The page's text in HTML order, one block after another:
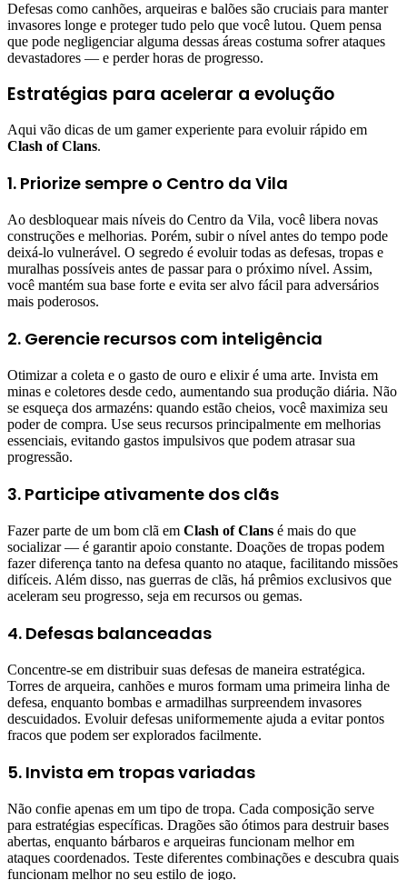
Defesas como canhões, arqueiras e balões são cruciais para manter
invasores longe e proteger tudo pelo que você lutou. Quem pensa
que pode negligenciar alguma dessas áreas costuma sofrer ataques
devastadores — e perder horas de progresso.
Estratégias para acelerar a evolução
Aqui vão dicas de um gamer experiente para evoluir rápido em
Clash of Clans.
1. Priorize sempre o Centro da Vila
Ao desbloquear mais níveis do Centro da Vila, você libera novas
construções e melhorias. Porém, subir o nível antes do tempo pode
deixá-lo vulnerável. O segredo é evoluir todas as defesas, tropas e
muralhas possíveis antes de passar para o próximo nível. Assim,
você mantém sua base forte e evita ser alvo fácil para adversários
mais poderosos.
2. Gerencie recursos com inteligência
Otimizar a coleta e o gasto de ouro e elixir é uma arte. Invista em
minas e coletores desde cedo, aumentando sua produção diária. Não
se esqueça dos armazéns: quando estão cheios, você maximiza seu
poder de compra. Use seus recursos principalmente em melhorias
essenciais, evitando gastos impulsivos que podem atrasar sua
progressão.
3. Participe ativamente dos clãs
Fazer parte de um bom clã em Clash of Clans é mais do que
socializar — é garantir apoio constante. Doações de tropas podem
fazer diferença tanto na defesa quanto no ataque, facilitando missões
difíceis. Além disso, nas guerras de clãs, há prêmios exclusivos que
aceleram seu progresso, seja em recursos ou gemas.
4. Defesas balanceadas
Concentre-se em distribuir suas defesas de maneira estratégica.
Torres de arqueira, canhões e muros formam uma primeira linha de
defesa, enquanto bombas e armadilhas surpreendem invasores
descuidados. Evoluir defesas uniformemente ajuda a evitar pontos
fracos que podem ser explorados facilmente.
5. Invista em tropas variadas
Não confie apenas em um tipo de tropa. Cada composição serve
para estratégias específicas. Dragões são ótimos para destruir bases
abertas, enquanto bárbaros e arqueiras funcionam melhor em
ataques coordenados. Teste diferentes combinações e descubra quais
funcionam melhor no seu estilo de jogo.